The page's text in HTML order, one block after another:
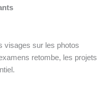
visages sur les photos
retombe, les projets